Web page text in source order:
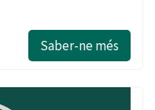
Saber-ne més